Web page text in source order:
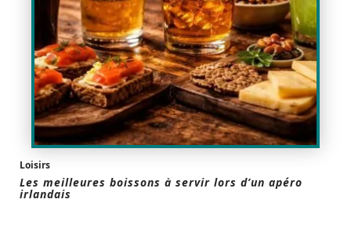
Loisirs
Les meilleures boissons à servir lors d’un apéro
irlandais